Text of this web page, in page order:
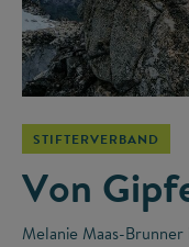
STIFTERVERBAND
Von
Melanie Maas-